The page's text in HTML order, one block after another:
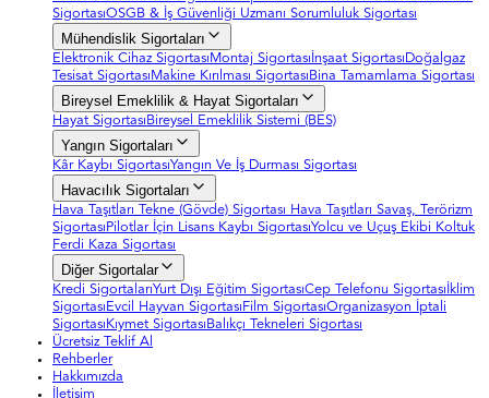
SigortasıOSGB & İş Güvenliği Uzmanı Sorumluluk Sigortası
Mühendislik Sigortaları
Elektronik Cihaz Sigortası Montaj Sigortası İnşaat Sigortası Doğalgaz
Tesisat Sigortası Makine Kırılması Sigortası Bina Tamamlama Sigortası
Bireysel Emeklilik & Hayat Sigortaları
Hayat Sigortası Bireysel Emeklilik Sistemi (BES)
Yangın Sigortaları
Kâr Kaybı SigortasıYangın Ve İş Durması Sigortası
Havacılık Sigortaları
Hava Taşıtları Tekne (Gövde) Sigortası Hava Taşıtları Savaş, Terörizm
Sigortası Pilotlar İçin Lisans Kaybı SigortasıYolcu ve Uçuş Ekibi Koltuk
Ferdi Kaza Sigortası
Diğer Sigortalar
Kredi SigortalarıYurt Dışı Eğitim SigortasıCep Telefonu Sigortası İklim
Sigortası Evcil Hayvan Sigortası Film SigortasıOrganizasyon İptali
Sigortası Kıymet Sigortası Balıkçı Tekneleri Sigortası
Ücretsiz Teklif Al
Rehberler
Hakkımızda
İletişim